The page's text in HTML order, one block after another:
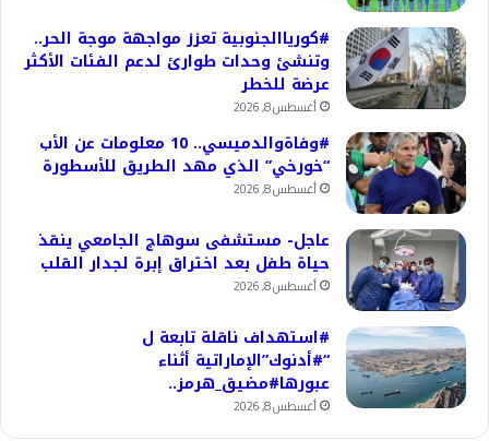
#كورياالجنوبية تعزز مواجهة موجة الحر..
وتنشئ وحدات طوارئ لدعم الفئات الأكثر
عرضة للخطر
أغسطس 8, 2026
#وفاةوالدميسي.. 10 معلومات عن الأب
“خورخي” الذي مهد الطريق للأسطورة
أغسطس 8, 2026
عاجل- مستشفى سوهاج الجامعي ينقذ
حياة طفل بعد اختراق إبرة لجدار القلب
أغسطس 8, 2026
#استهداف ناقلة تابعة ل
“#أدنوك”الإماراتية أثناء
عبورها#مضيق_هرمز..
أغسطس 8, 2026